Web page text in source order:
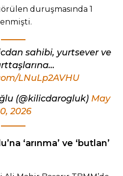
duruşmasında 1
sahibi, yurtsever ve
LNuLp2AVHU
(@kilicdarogluk) May
2026
‘arınma’ ve ‘butlan’